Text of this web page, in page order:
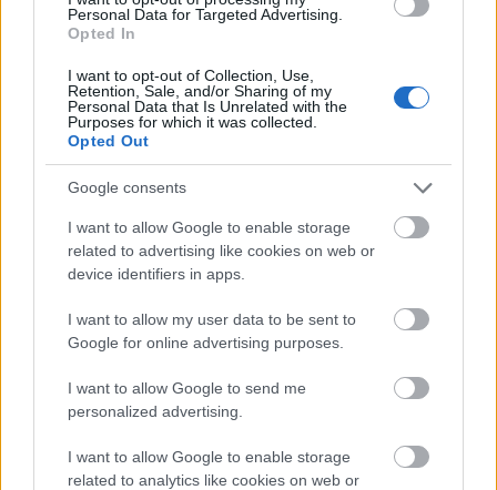
Personal Data for Targeted Advertising.
Opted In
I want to opt-out of Collection, Use,
Retention, Sale, and/or Sharing of my
Personal Data that Is Unrelated with the
Purposes for which it was collected.
Opted Out
Google consents
I want to allow Google to enable storage
related to advertising like cookies on web or
device identifiers in apps.
I want to allow my user data to be sent to
Google for online advertising purposes.
I want to allow Google to send me
personalized advertising.
I want to allow Google to enable storage
related to analytics like cookies on web or
beste skiløperlag. Sandefjord TIF ble nummer 11,
nesten ett minutt bak.
Det var SK Vidar Elite 1 som vant
Holmenkollstafetten 2026.
Disse løp for Raumnes & Årnes IL
(fra første til
Julie Bjervig Drivenes, Margrethe Bergane, Hedda
Marthe Kristoffersen, Karoline Simpson-Larsen,
Hedda Østberg Amundsen, Ellen Søhoel Lie, Milla
Grosberghaugen Andreassen, Kristin Austgulen
Fosnæs, Randi Sollid Nordvang, Katerina
Harviken.